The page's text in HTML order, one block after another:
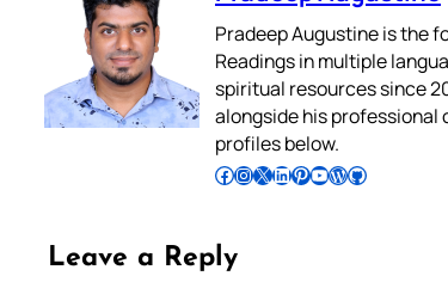
Pradeep Augustine is the
Readings in multiple
spiritual resources since
alongside his professional
profiles below.
Follow Pradeep on Facebook Follow Pradeep on InstagramFollow Pradeep on X Follow Pradeep on LinkedIn Follow Pradeep on Pinterest Subscribe to Pradeep’s Youtube Channel Follow Pradeep on WordPress Follow Pradeep on GitHub
Leave a Reply